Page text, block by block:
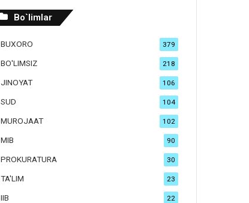
Bo`limlar
BUXORO 379
BO'LIMSIZ 218
JINOYAT 106
SUD 104
MUROJAAT 102
MIB 90
PROKURATURA 30
TA'LIM 23
IIB 22